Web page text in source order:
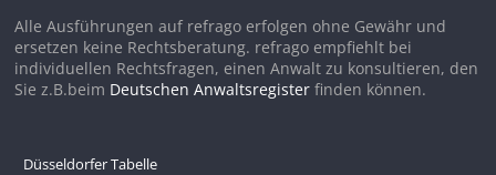
Alle Ausführungen auf refrago erfolgen ohne Gewähr und
ersetzen keine Rechtsberatung. refrago empfiehlt bei
individuellen Rechtsfragen, einen Anwalt zu konsultieren, den
Sie z.B.beim Deutschen Anwaltsregister finden können.
Düsseldorfer Tabelle